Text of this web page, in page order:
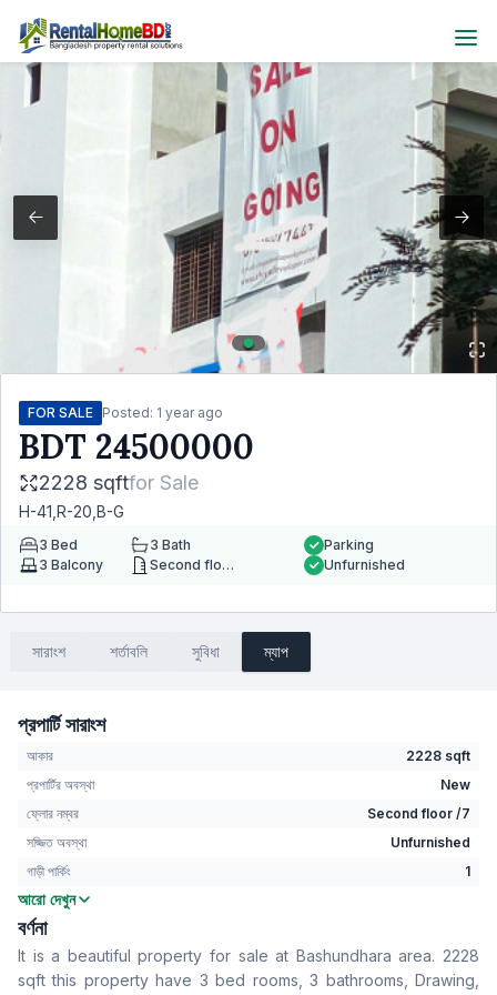
FOR SALE Posted: 1 year ago
BDT 24500000
2228 sqftfor Sale
H-41,R-20,B-G
3 Bed 3 Bath
3 Balcony Second floor
Parking
Unfurnished
সারাংশ শর্তাবলি সুবিধা ম্যাপ
প্রপার্টি সারাংশ
আকার
2228 sqft
প্রপার্টির অবস্থা
New
ফ্লোর নম্বর
Second floor /7
সজ্জিত অবস্থা
Unfurnished
গাড়ী পার্কিং
1
বেডরুম
বাথরুম
বসার রুম
No
Drawing Room
Yes
আরো দেখুন
বর্ণনা
It is a beautiful property for sale at Bashundhara area. 2228
sqft this property have 3 bed rooms, 3 bathrooms, Drawing,